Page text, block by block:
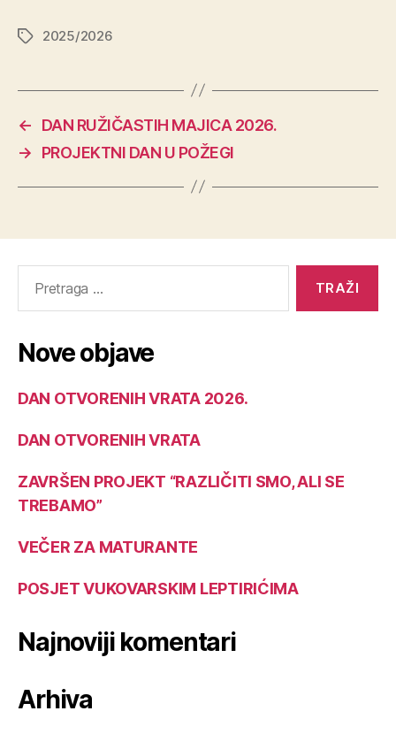
2025/2026
←
DAN RUŽIČASTIH MAJICA 2026.
→
PROJEKTNI DAN U POŽEGI
Nove objave
DAN OTVORENIH VRATA 2026.
DAN OTVORENIH VRATA
ZAVRŠEN PROJEKT “RAZLIČITI SMO, ALI SE
TREBAMO”
VEČER ZA MATURANTE
POSJET VUKOVARSKIM LEPTIRIĆIMA
Najnoviji komentari
Arhiva